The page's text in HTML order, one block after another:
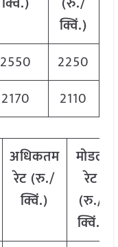
क्विं.)
2550
2250
2170 2110
अधिकतम
रेट (रु./
क्विं.)
मोडल
रेट
(रु./
क्विं.)